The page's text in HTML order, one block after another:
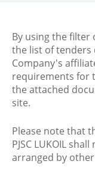
By using the filter
the list of tenders
Company's
requirements for
the attached
site.
Please note that
PJSC LUKOIL
arranged by